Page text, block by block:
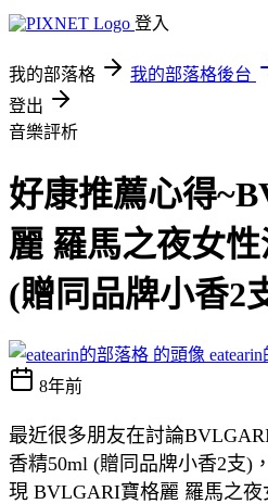
登入
我的部落格 我的部落格後台
登出
音樂評析
好康推薦心得
麗 羅馬之夜女
(贈同品牌小香2
8年前
最近很多朋友在討論
香精50ml (贈同品牌小香2支)
現 BVLGARI寶格麗 羅馬之